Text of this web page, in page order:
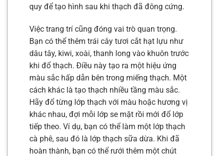
quy để tạo hình sau khi thạch đã đông cứng.
Việc trang trí cũng đóng vai trò quan trọng.
Bạn có thể thêm trái cây tươi cắt hạt lựu như
dâu tây, kiwi, xoài, thanh long vào khuôn trước
khi đổ thạch. Điều này tạo ra một hiệu ứng
màu sắc hấp dẫn bên trong miếng thạch. Một
cách khác là tạo thạch nhiều tầng màu sắc.
Hãy đổ từng lớp thạch với màu hoặc hương vị
khác nhau, đợi mỗi lớp se mặt rồi mới đổ lớp
tiếp theo. Ví dụ, bạn có thể làm một lớp thạch
cà phê, sau đó là lớp thạch sữa dừa. Khi đã
hoàn thành, bạn có thể rưới thêm một chút